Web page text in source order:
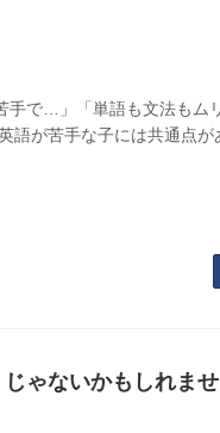
手で…」「単語も文法もム
語が苦手な子には共通点が
ゃないかもしれま